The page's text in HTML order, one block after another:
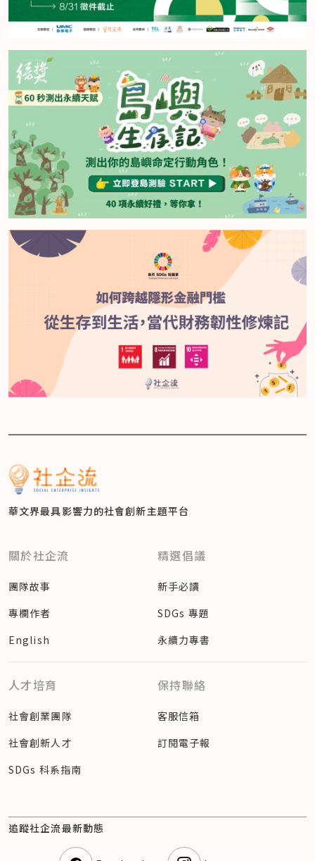
華文界最具影響力的社會創新主題平台
關於社企流
團隊故事
專欄作者
English
精選倡議
新手必讀
SDGs 專題
永續力專書
人才培育
社會創業團隊
社會創新人才
SDGs 科系指南
保持聯絡
客服信箱
訂閱電子報
追蹤社企流最新動態